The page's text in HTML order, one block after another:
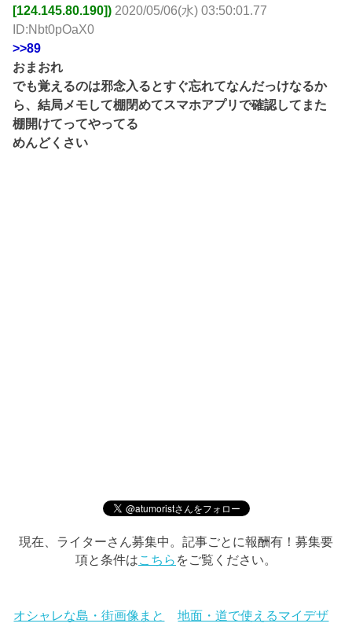
[124.145.80.190]) 2020/05/06(水) 03:50:01.77
ID:Nbt0pOaX0
>>89
おまおれ
でも覚えるのは邪念入るとすぐ忘れてなんだっけなるか
ら、結局メモして棚閉めてスマホアプリで確認してまた
棚開けてってやってる
めんどくさい
現在、ライターさん募集中。記事ごとに報酬有！募集要
項と条件はこちら をご覧ください。
オシャレな島・街画像まと
地面・道で使えるマイデザ